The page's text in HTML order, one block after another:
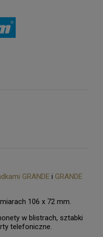
GRANDE i GRANDE
106 x 72 mm.
w blistrach, sztabki
telefoniczne.